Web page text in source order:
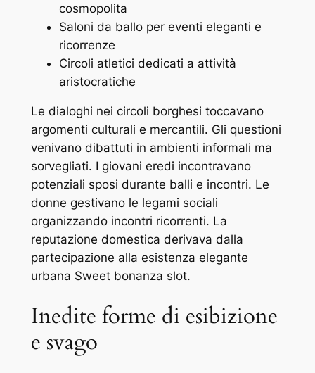
cosmopolita
Saloni da ballo per eventi eleganti e
ricorrenze
Circoli atletici dedicati a attività
aristocratiche
Le dialoghi nei circoli borghesi toccavano
argomenti culturali e mercantili. Gli questioni
venivano dibattuti in ambienti informali ma
sorvegliati. I giovani eredi incontravano
potenziali sposi durante balli e incontri. Le
donne gestivano le legami sociali
organizzando incontri ricorrenti. La
reputazione domestica derivava dalla
partecipazione alla esistenza elegante
urbana Sweet bonanza slot.
Inedite forme di esibizione
e svago